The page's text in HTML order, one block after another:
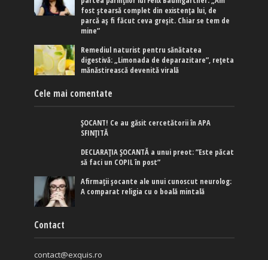
fost ștearsă complet din existența lui, de
parcă aș fi făcut ceva greșit. Chiar se tem de
mine”
Remediul naturist pentru sănătatea
digestivă: „Limonada de deparazitare”, rețeta
mănăstirească devenită virală
Cele mai comentate
ȘOCANT! Ce au găsit cercetătorii în APA
SFINȚITĂ
DECLARAȚIA ȘOCANTĂ a unui preot: ”Este păcat
să faci un COPIL în post”
Afirmaţii şocante ale unui cunoscut neurolog:
A comparat religia cu o boală mintală
Contact
contact@exquis.ro